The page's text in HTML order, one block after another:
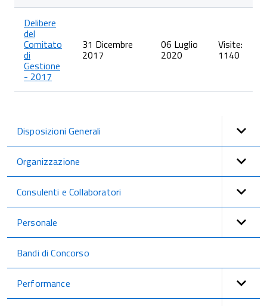
Delibere
del
Comitato
di
Gestione
- 2017
31 Dicembre
2017
06 Luglio
2020
Visite:
1140
Disposizioni Generali
Organizzazione
Consulenti e Collaboratori
Personale
Bandi di Concorso
Performance